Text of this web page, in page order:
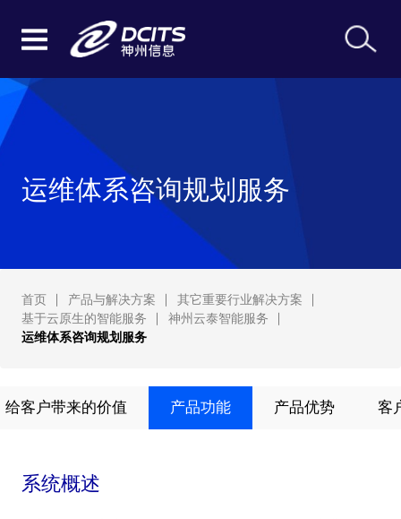
运维体系咨询规划服务
首页 产品与解决方案
其它重要行业解决方案
基于云原生的智能服务
神州云泰智能服务
运维体系咨询规划服务
给客户带来的价值 产品功能 产品优势 客
系统概述